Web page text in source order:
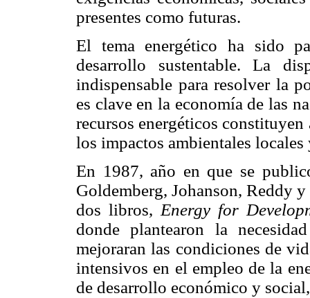
presentes como futuras.
El tema energético ha sido
desarrollo sustentable. La
indispensable para resolver la
es clave en la economía de las
recursos energéticos
los impactos ambientales locales
En 1987, año en que se
Goldemberg, Johanson, Reddy
dos libros,Energy for
donde plantearon la
mejoraran las condiciones de
intensivos en el empleo de la
de desarrollo económico y